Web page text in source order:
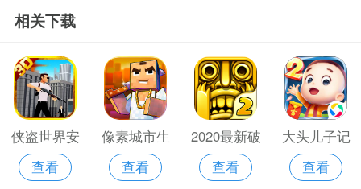
相关下载
侠盗世界安
卓版
查看
像素城市生
存修改版
查看
2020最新破
解版神庙逃
查看
大头儿子记
忆训练手游
查看